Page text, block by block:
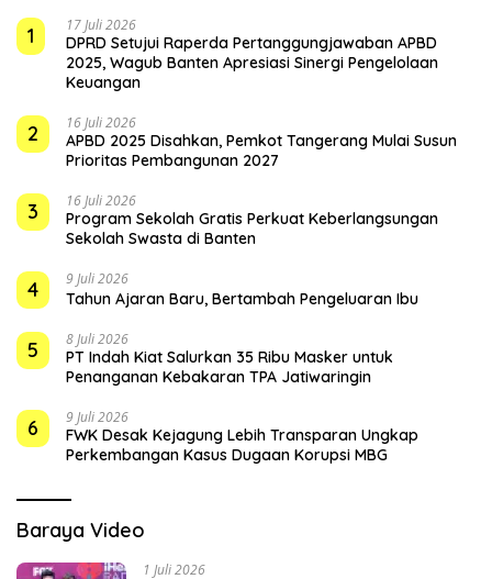
1
17 Juli 2026
DPRD Setujui Raperda Pertanggungjawaban APBD
2025, Wagub Banten Apresiasi Sinergi Pengelolaan
Keuangan
2 16 Juli 2026
APBD 2025 Disahkan, Pemkot Tangerang Mulai Susun
Prioritas Pembangunan 2027
3 16 Juli 2026
Program Sekolah Gratis Perkuat Keberlangsungan
Sekolah Swasta di Banten
4 9 Juli 2026
Tahun Ajaran Baru, Bertambah Pengeluaran Ibu
5 8 Juli 2026
PT Indah Kiat Salurkan 35 Ribu Masker untuk
Penanganan Kebakaran TPA Jatiwaringin
6 9 Juli 2026
FWK Desak Kejagung Lebih Transparan Ungkap
Perkembangan Kasus Dugaan Korupsi MBG
Baraya Video
1 Juli 2026